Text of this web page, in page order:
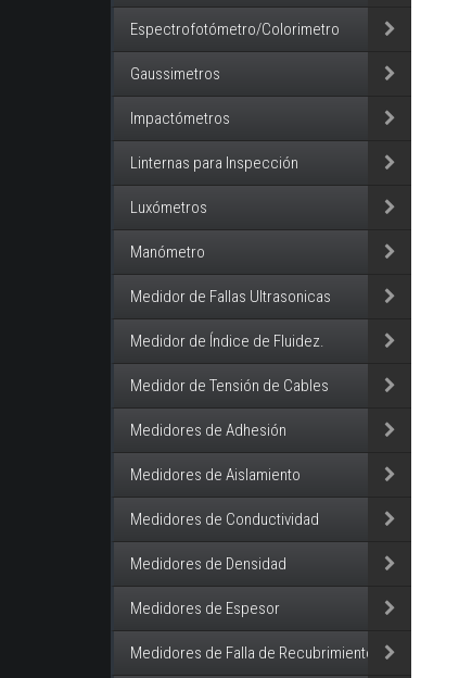
Espectrofotómetro/Colorimetro
Gaussimetros
Impactómetros
Linternas para Inspección
Luxómetros
Manómetro
Medidor de Fallas Ultrasonicas
Medidor de Índice de Fluidez.
Medidor de Tensión de Cables
Medidores de Adhesión
Medidores de Aislamiento
Medidores de Conductividad
Medidores de Densidad
Medidores de Espesor
Medidores de Falla de Recubrimiento